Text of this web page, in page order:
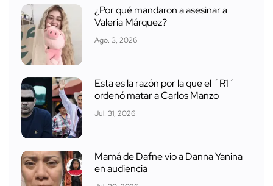
¿Por qué mandaron a asesinar a
Valeria Márquez?
Ago. 3, 2026
Esta es la razón por la que el ´R1´
ordenó matar a Carlos Manzo
Jul. 31, 2026
Mamá de Dafne vio a Danna Yanina
en audiencia